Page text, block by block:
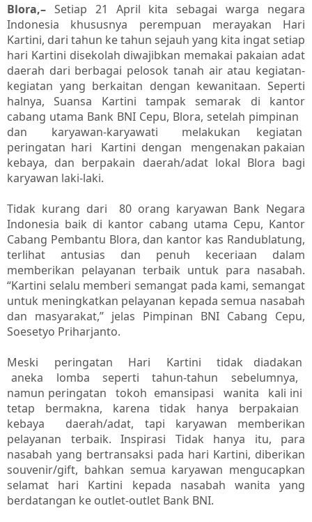
Blora,– Setiap 21 April kita sebagai warga negara
Indonesia khususnya perempuan merayakan Hari
Kartini, dari tahun ke tahun sejauh yang kita ingat setiap
hari Kartini disekolah diwajibkan memakai pakaian adat
daerah dari berbagai pelosok tanah air atau kegiatan‐
kegiatan yang berkaitan dengan kewanitaan. Seperti
halnya, Suansa Kartini tampak semarak di kantor
cabang utama Bank BNI Cepu, Blora, setelah pimpinan
dan karyawan-karyawati melakukan kegiatan
peringatan hari Kartini dengan mengenakan pakaian
kebaya, dan berpakain daerah/adat lokal Blora bagi
karyawan laki-laki.
Tidak kurang dari 80 orang karyawan Bank Negara
Indonesia baik di kantor cabang utama Cepu, Kantor
Cabang Pembantu Blora, dan kantor kas Randublatung,
terlihat antusias dan penuh keceriaan dalam
memberikan pelayanan terbaik untuk para nasabah.
“Kartini selalu memberi semangat pada kami, semangat
untuk meningkatkan pelayanan kepada semua nasabah
dan masyarakat,” jelas Pimpinan BNI Cabang Cepu,
Soesetyo Priharjanto.
Meski peringatan Hari Kartini tidak diadakan
aneka lomba seperti tahun-tahun sebelumnya,
namun peringatan tokoh emansipasi wanita kali ini
tetap bermakna, karena tidak hanya berpakaian
kebaya daerah/adat, tapi karyawan memberikan
pelayanan terbaik. Inspirasi Tidak hanya itu, para
nasabah yang bertransaksi pada hari Kartini, diberikan
souvenir/gift, bahkan semua karyawan mengucapkan
selamat hari Kartini kepada nasabah wanita yang
berdatangan ke outlet-outlet Bank BNI.